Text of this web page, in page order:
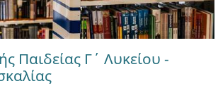
Παιδείας Γ΄ Λυκείου -